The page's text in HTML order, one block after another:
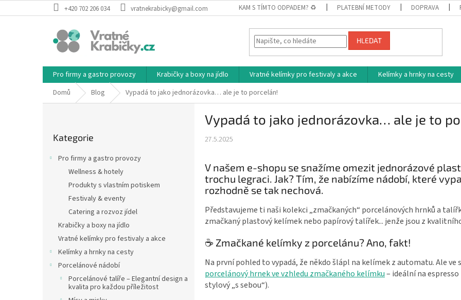
na
+420 702 206 034 vratnekrabicky@gmail.com KAM S TÍMTO ODPADEM? ♻ PLATEBNÍ METODY DOPRAVA
HLEDAT
Pro firmy a gastro provozy Krabičky a boxy na jídlo Vratné kelímky pro festivaly a akce
Kelímky a hrnky na cesty
Domů
Blog Vypadá to jako jednorázovka… ale je to porcelán!
kategorie
Kategorie
Pro firmy a gastro provozy
Wellness & hotely
Produkty s vlastním potiskem
Festivaly & eventy
Catering a rozvoz jídel
Krabičky a boxy na jídlo
Vratné kelímky pro festivaly a akce
Kelímky a hrnky na cesty
Porcelánové nádobí
Porcelánové talíře – Elegantní design a
kvalita pro každou příležitost
Vypadá to jako jednorázovka… ale je to
27.5.2025
V našem e-shopu se snažíme omezit jednorázové
trochu legraci. Jak? Tím, že nabízíme nádobí, které
rozhodně se tak nechová.
Představujeme ti naši kolekci „zmačkaných“ porcelánových hrnků a
zmačkaný plastový kelímek nebo papírový talířek... jenže jsou z
☕ Zmačkané kelímky z porcelánu? Ano, fakt!
Na první pohled to vypadá, že někdo šlápl na kelímek z automatu. Ale ve
porcelánový hrnek ve vzhledu zmačkaného kelímku– ideální na
stylový „s sebou“).